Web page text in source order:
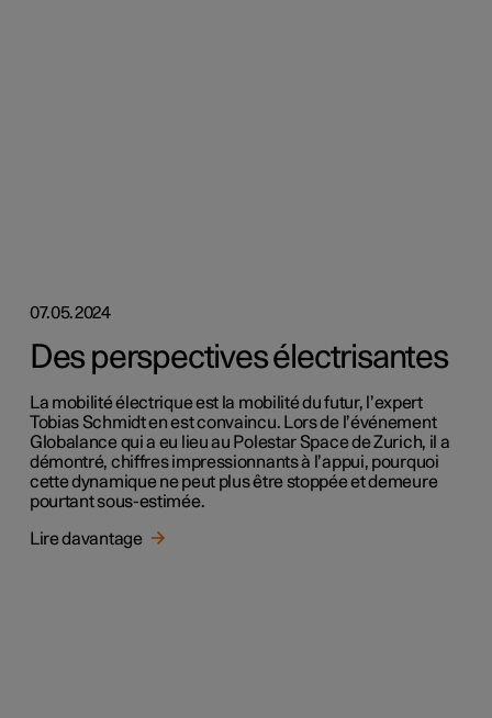
07.05.2024
Des perspectives électrisantes
La mobilité électrique est la mobilité du futur, l’expert
Tobias Schmidt en est convaincu. Lors de l’événement
Globalance qui a eu lieu au Polestar Space de Zurich, il a
démontré, chiffres impressionnants à l’appui, pourquoi
cette dynamique ne peut plus être stoppée et demeure
pourtant sous-estimée.
Lire davantage